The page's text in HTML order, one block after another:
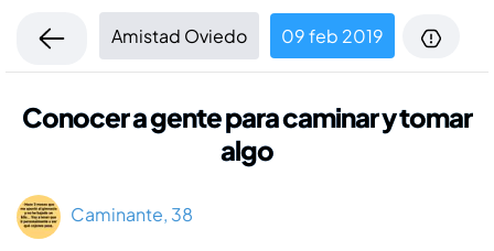
Amistad Oviedo 09 feb 2019
Conocer a gente para caminar y tomar
algo
Caminante, 38